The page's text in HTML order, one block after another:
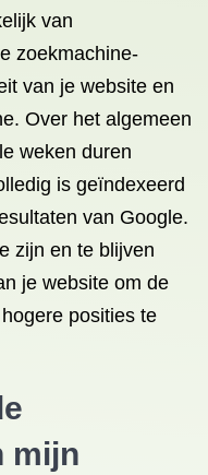
van
zoekmachine-
van je website en
Over het algemeen
weken duren
is geïndexeerd
van Google.
zijn en te blijven
je website om de
posities te
mijn